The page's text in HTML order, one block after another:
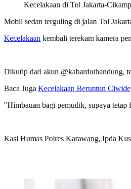
Kecelakaan di Tol Jakarta-
Mobil sedan terguling di jalan Tol
Kecelakaan kembali terekam kamera
Dikutip dari akun @kabardotbandung,
Baca Juga Kecelakaan Beruntun
"Himbauan bagi pemudik, supaya tetap
Kasi Humas Polres Karawang, Ipda